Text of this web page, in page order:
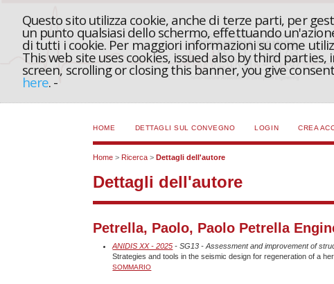
Questo sito utilizza cookie, anche di terze parti, per
un punto qualsiasi dello schermo, effettuando
di tutti i cookie. Per maggiori informazioni su come
This web site uses cookies, issued also by third
screen, scrolling or closing this banner, you give
here. -
HOME DETTAGLI SUL CONVEGNO LOGIN CREA
Home > Ricerca >Dettagli dell'autore
Dettagli dell'autore
Petrella, Paolo, Paolo Petrella
ANIDIS XX - 2025 - SG13 - Assessment and improvement of
Strategies and tools in the seismic design for regeneration of a
SOMMARIO